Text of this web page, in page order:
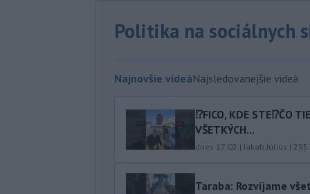
Politika na sociálnych
Najnovšie videáNajsledovanejšie videá
⁉️FICO, KDE STE⁉️ČO
VŠETKÝCH...
dnes 17:02 |Jakab Július | 295
Taraba: Rozvíjame